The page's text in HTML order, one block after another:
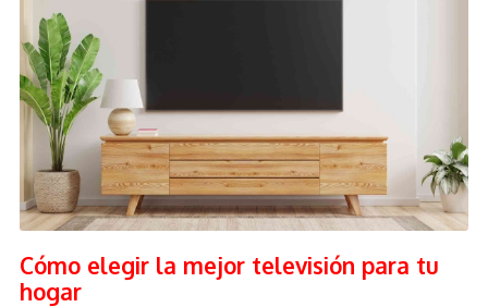
Cómo elegir la mejor televisión para tu
hogar